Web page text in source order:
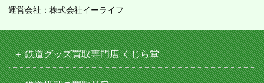
運営会社：株式会社イーライフ
鉄道グッズ買取専門店 くじら堂